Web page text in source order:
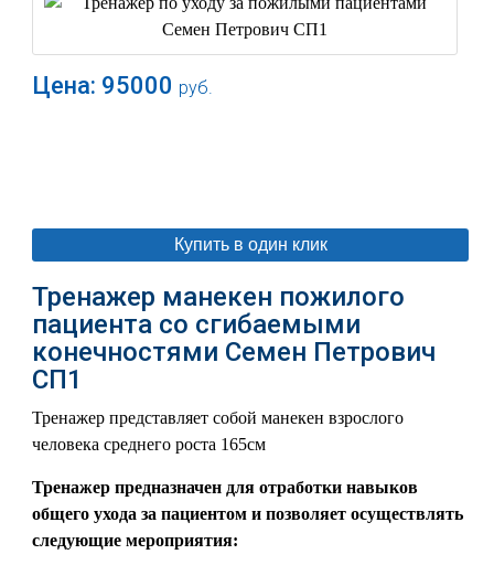
Цена: 95000 руб.
Купить в один клик
Тренажер манекен пожилого
пациента со сгибаемыми
конечностями Семен Петрович
СП1
Тренажер представляет собой манекен взрослого
человека среднего роста 165см
Тренажер предназначен для отработки навыков
общего ухода за пациентом и позволяет осуществлять
следующие мероприятия: